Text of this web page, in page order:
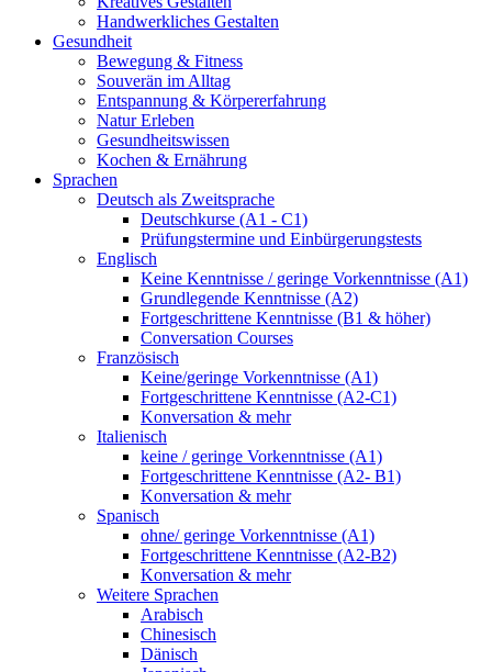
Handwerkliches Gestalten
Gesundheit
Bewegung & Fitness
Souverän im Alltag
Entspannung & Körpererfahrung
Natur Erleben
Gesundheitswissen
Kochen & Ernährung
Sprachen
Deutsch als Zweitsprache
Deutschkurse (A1 - C1)
Prüfungstermine und Einbürgerungstests
Englisch
Keine Kenntnisse / geringe Vorkenntnisse (A1)
Grundlegende Kenntnisse (A2)
Fortgeschrittene Kenntnisse (B1 & höher)
Conversation Courses
Französisch
Keine/geringe Vorkenntnisse (A1)
Fortgeschrittene Kenntnisse (A2-C1)
Konversation & mehr
Italienisch
keine / geringe Vorkenntnisse (A1)
Fortgeschrittene Kenntnisse (A2- B1)
Konversation & mehr
Spanisch
ohne/ geringe Vorkenntnisse (A1)
Fortgeschrittene Kenntnisse (A2-B2)
Konversation & mehr
Weitere Sprachen
Arabisch
Chinesisch
Dänisch